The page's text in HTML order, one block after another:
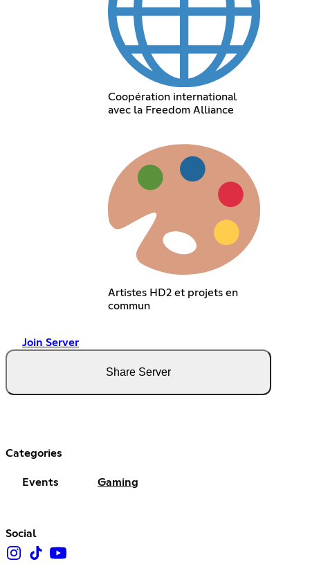
Coopération international
avec la Freedom Alliance
Artistes HD2 et projets en
commun
Join Server
Share Server
Categories
Events Gaming
Social